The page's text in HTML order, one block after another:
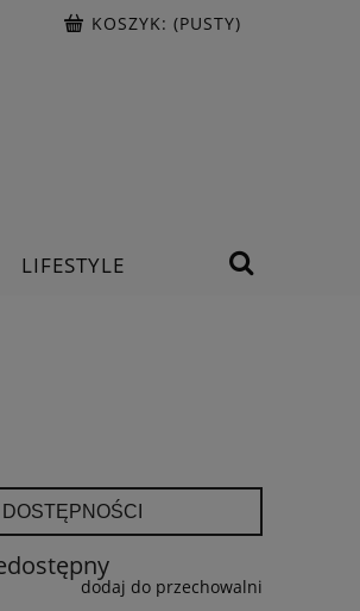
KOSZYK: (PUSTY)
LIFESTYLE
dodaj do przechowalni